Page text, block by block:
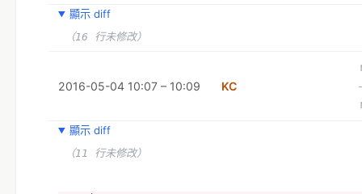
+
+ 討論
+
顯示 diff
（16 行未修改）
2016-05-04 10:07 – 10:09 KC
顯示 diff
（11 行未修改）